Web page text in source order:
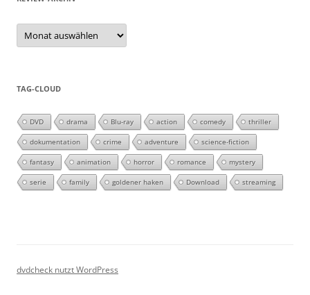
Review-
Archiv
TAG-CLOUD
DVD drama Blu-ray action comedy thriller
dokumentation crime adventure science-fiction
fantasy animation horror romance mystery
serie family goldener haken Download streaming
dvdcheck nutzt WordPress